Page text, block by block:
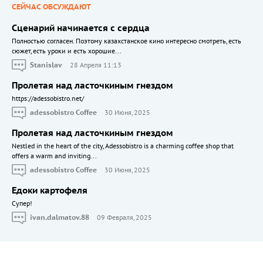
СЕЙЧАС ОБСУЖДАЮТ
Сценарий начинается с сердца
Полностью согласен. Поэтому казахстанское кино интересно смотреть, есть
сюжет, есть уроки и есть хорошие...
Stanislav
28 Апреля 11:13
Пролетая над ласточкиным гнездом
https://adessobistro.net/
adessobistro Coffee
30 Июня, 2025
Пролетая над ласточкиным гнездом
Nestled in the heart of the city, Adessobistro is a charming coffee shop that
offers a warm and inviting...
adessobistro Coffee
30 Июня, 2025
Едоки картофеля
Cупер!
ivan.dalmatov.88
09 Февраля, 2025